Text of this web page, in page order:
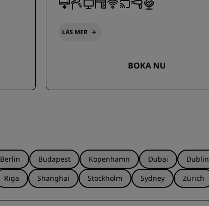
LÄS MER
BOKA NU
Berlin Budapest Köpenhamn Dubai Dublin
Riga Shanghai Stockholm Sydney Zürich